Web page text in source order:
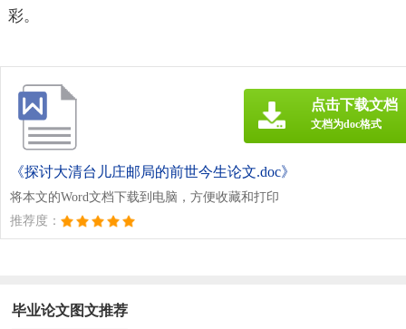
彩。
《探讨大清台儿庄邮局的前世今生论文.doc》
将本文的Word文档下载到电脑，方便收藏和打印
推荐度：
点击下载文档
文档为doc格式
毕业论文图文推荐